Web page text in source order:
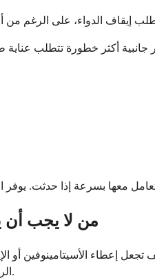
من لا يجب أن
إعطاء الأسيتامينوفين
الرعاية الصحية الخاص بك بمراجعة تاريخك الطبي بعناية قبل التوصية بهذه العلاجات.